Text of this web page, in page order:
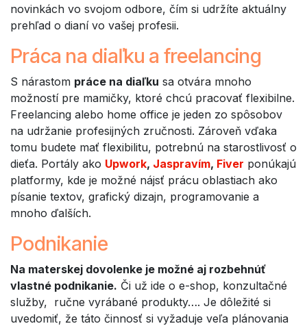
novinkách vo svojom odbore, čím si udržíte aktuálny
prehľad o dianí vo vašej profesii.
Práca na diaľku a freelancing
S nárastom práce na diaľku sa otvára mnoho
možností pre mamičky, ktoré chcú pracovať flexibilne.
Freelancing alebo home office je jeden zo spôsobov
na udržanie profesijných zručnosti. Zároveň vďaka
tomu budete mať flexibilitu, potrebnú na starostlivosť o
dieťa. Portály ako Upwork, Jaspravím, Fiver ponúkajú
platformy, kde je možné nájsť prácu oblastiach ako
písanie textov, grafický dizajn, programovanie a
mnoho ďalších.
Podnikanie
Na materskej dovolenke je možné aj rozbehnúť
vlastné podnikanie. Či už ide o e-shop, konzultačné
služby, ručne vyrábané produkty…. Je dôležité si
uvedomiť, že táto činnosť si vyžaduje veľa plánovania